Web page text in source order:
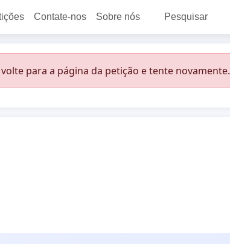
Contate-nos Sobre nós Pesquisar
para a página da petição e tente novamente.